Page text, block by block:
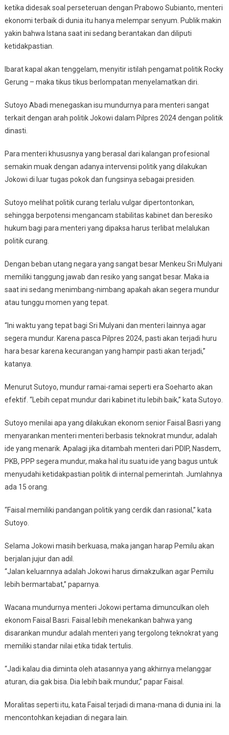
ketika didesak soal perseteruan dengan Prabowo Subianto, menteri
ekonomi terbaik di dunia itu hanya melempar senyum. Publik makin
yakin bahwa Istana saat ini sedang berantakan dan diliputi
ketidakpastian.
Ibarat kapal akan tenggelam, menyitir istilah pengamat politik Rocky
Gerung – maka tikus tikus berlompatan menyelamatkan diri.
Sutoyo Abadi menegaskan isu mundurnya para menteri sangat
terkait dengan arah politik Jokowi dalam Pilpres 2024 dengan politik
dinasti.
Para menteri khususnya yang berasal dari kalangan profesional
semakin muak dengan adanya intervensi politik yang dilakukan
Jokowi di luar tugas pokok dan fungsinya sebagai presiden.
Sutoyo melihat politik curang terlalu vulgar dipertontonkan,
sehingga berpotensi mengancam stabilitas kabinet dan beresiko
hukum bagi para menteri yang dipaksa harus terlibat melalukan
politik curang.
Dengan beban utang negara yang sangat besar Menkeu Sri Mulyani
memiliki tanggung jawab dan resiko yang sangat besar. Maka ia
saat ini sedang menimbang-nimbang apakah akan segera mundur
atau tunggu momen yang tepat.
“Ini waktu yang tepat bagi Sri Mulyani dan menteri lainnya agar
segera mundur. Karena pasca Pilpres 2024, pasti akan terjadi huru
hara besar karena kecurangan yang hampir pasti akan terjadi,”
katanya.
Menurut Sutoyo, mundur ramai-ramai seperti era Soeharto akan
efektif. “Lebih cepat mundur dari kabinet itu lebih baik,” kata Sutoyo.
Sutoyo menilai apa yang dilakukan ekonom senior Faisal Basri yang
menyarankan menteri menteri berbasis teknokrat mundur, adalah
ide yang menarik. Apalagi jika ditambah menteri dari PDIP, Nasdem,
PKB, PPP segera mundur, maka hal itu suatu ide yang bagus untuk
menyudahi ketidakpastian politik di internal pemerintah. Jumlahnya
ada 15 orang.
“Faisal memiliki pandangan politik yang cerdik dan rasional,” kata
Sutoyo.
Selama Jokowi masih berkuasa, maka jangan harap Pemilu akan
berjalan jujur dan adil.
“Jalan keluarnnya adalah Jokowi harus dimakzulkan agar Pemilu
lebih bermartabat,” paparnya.
Wacana mundurnya menteri Jokowi pertama dimunculkan oleh
ekonom Faisal Basri. Faisal lebih menekankan bahwa yang
disarankan mundur adalah menteri yang tergolong teknokrat yang
memiliki standar nilai etika tidak tertulis.
“Jadi kalau dia diminta oleh atasannya yang akhirnya melanggar
aturan, dia gak bisa. Dia lebih baik mundur,” papar Faisal.
Moralitas seperti itu, kata Faisal terjadi di mana-mana di dunia ini. Ia
mencontohkan kejadian di negara lain.